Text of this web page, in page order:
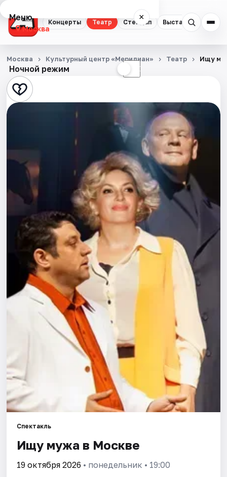
Концерты Театр Стендап Выставки
Меню ×
Москва
Концерты
Театр
Стендап
Квесты
Экскурсии
Спорт
События
Города
Площадки
Артисты
Рейтинги
Ночной режим ☾
Москва Культурный центр «Меридиан» Театр Ищу
Спектакль
Ищу мужа в Москве
19 октября 2026 • понедельник • 19:00